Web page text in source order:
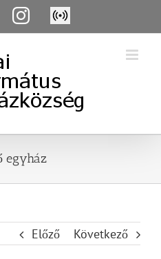
Instagram
Élő
közvetítés
egyház
Előző Következő